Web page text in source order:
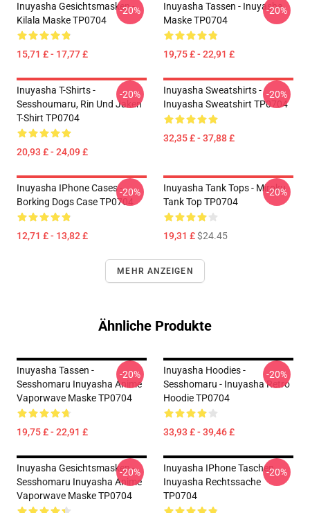
Inuyasha Gesichtsmasken -
Kilala Maske TP0704
15,71 £ - 17,77 £
-20%
Inuyasha Tassen - Inuyasha
Maske TP0704
19,75 £ - 22,91 £
-20%
Inuyasha T-Shirts -
Sesshoumaru, Rin Und Jaken
T-Shirt TP0704
20,93 £ - 24,09 £
-20%
Inuyasha Sweatshirts -
Inuyasha Sweatshirt TP0704
32,35 £ - 37,88 £
-20%
Inuyasha IPhone Cases -
Borking Dogs Case TP0704
12,71 £ - 13,82 £
-20%
Inuyasha Tank Tops - Miroku
Tank Top TP0704
19,31 £$24.45
-20%
MEHR ANZEIGEN
Ähnliche Produkte
Inuyasha Tassen -
Sesshomaru Inuyasha Anime
Vaporwave Maske TP0704
19,75 £ - 22,91 £
-20%
Inuyasha Hoodies -
Sesshomaru - Inuyasha Retro
Hoodie TP0704
33,93 £ - 39,46 £
-20%
Inuyasha Gesichtsmasken -
Sesshomaru Inuyasha Anime
Vaporwave Maske TP0704
-20%
Inuyasha IPhone Taschen -
Inuyasha Rechtssache
TP0704
-20%